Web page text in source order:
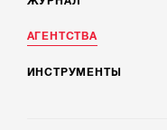
АГЕНТСТВА
ИНСТРУМЕНТЫ